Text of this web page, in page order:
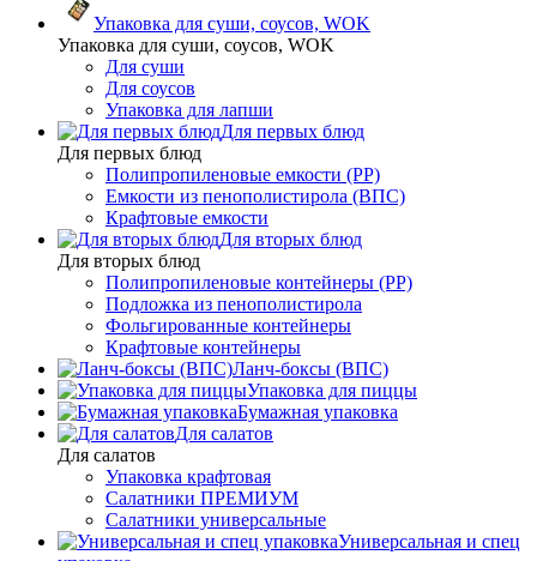
Упаковка для суши, соусов, WOK
Упаковка для суши, соусов, WOK
Для суши
Для соусов
Упаковка для лапши
Для первых блюд
Для первых блюд
Полипропиленовые емкости (PP)
Емкости из пенополистирола (ВПС)
Крафтовые емкости
Для вторых блюд
Для вторых блюд
Полипропиленовые контейнеры (PP)
Подложка из пенополистирола
Фольгированные контейнеры
Крафтовые контейнеры
Ланч-боксы (ВПС)
Упаковка для пиццы
Бумажная упаковка
Для салатов
Для салатов
Упаковка крафтовая
Салатники ПРЕМИУМ
Салатники универсальные
Универсальная и спец